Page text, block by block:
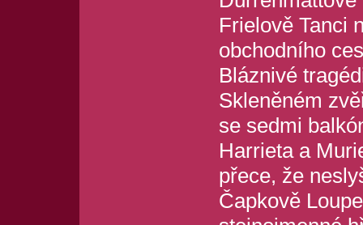
Frielově Tanci
obchodního
Bláznivé
Skleněném
se sedmi
Harrieta a
přece, že
Čapkově